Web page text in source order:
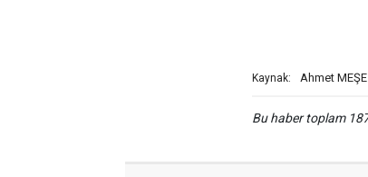
Kaynak: Ahmet MEŞE
Bu haber toplam